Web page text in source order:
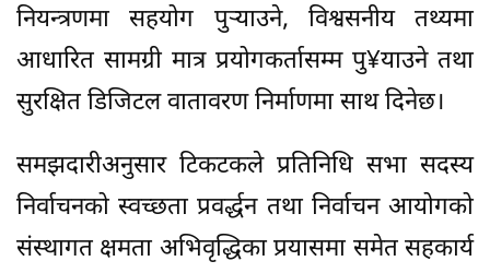
नियन्त्रणमा सहयोग पुर्‍याउने, विश्वसनीय तथ्यमा
आधारित सामग्री मात्र प्रयोगकर्तासम्म पु¥याउने तथा
सुरक्षित डिजिटल वातावरण निर्माणमा साथ दिनेछ।
समझदारीअनुसार टिकटकले प्रतिनिधि सभा सदस्य
निर्वाचनको स्वच्छता प्रवर्द्धन तथा निर्वाचन आयोगको
संस्थागत क्षमता अभिवृद्धिका प्रयासमा समेत सहकार्य